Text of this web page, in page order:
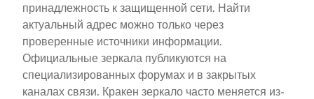
принадлежность к защищенной сети. Найти
актуальный адрес можно только через
проверенные источники информации.
Официальные зеркала публикуются на
специализированных форумах и в закрытых
каналах связи. Кракен зеркало часто меняется из-